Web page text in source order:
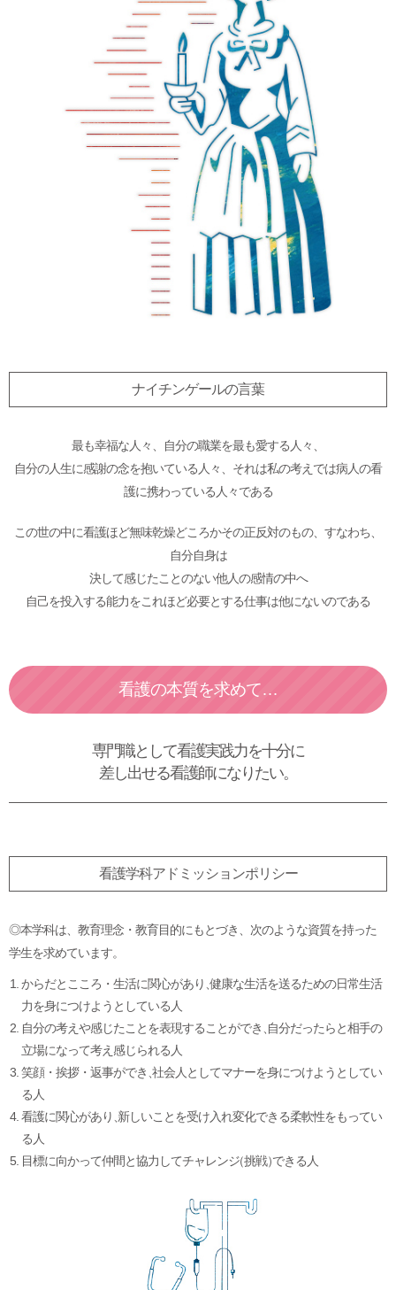
ナイチンゲールの言葉
最も幸福な人々、自分の職業を最も愛する人々、
自分の人生に感謝の念を抱いている人々、それは私の考えでは病人の看
護に携わっている人々である
この世の中に看護ほど無味乾燥どころかその正反対のもの、すなわち、
自分自身は
決して感じたことのない他人の感情の中へ
自己を投入する能力をこれほど必要とする仕事は他にないのである
看護の本質を求めて…
専門職として看護実践力を十分に
差し出せる看護師になりたい。
看護学科アドミッションポリシー
◎本学科は、教育理念・教育目的にもとづき、次のような資質を持った
学生を求めています。
からだとこころ・生活に関心があり 、
健康な生活を送るための日常生活
力を身につけようとしている人
自分の考えや感じたことを表現することができ 、
自分だったらと相手の
立場になって考え感じられる人
笑顔・挨拶・返事ができ 、
社会人としてマナーを身につけようとしてい
る人
看護に関心があり 、
新しいことを受け入れ変化できる柔軟性をもってい
る人
目標に向かって仲間と協力してチャレンジ（挑戦）できる人